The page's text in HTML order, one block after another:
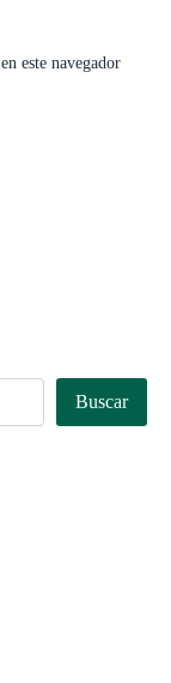
este navegador
Buscar